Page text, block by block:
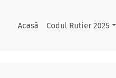
Acasă Codul Rutier 2025